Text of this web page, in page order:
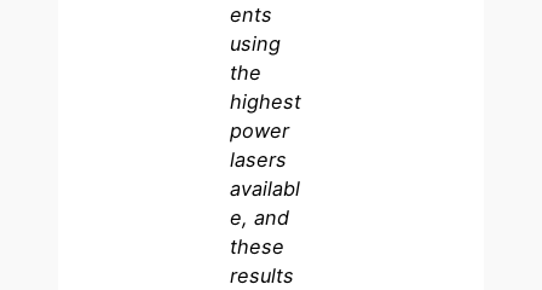
ents
using
the
highest
power
lasers
availabl
e, and
these
results